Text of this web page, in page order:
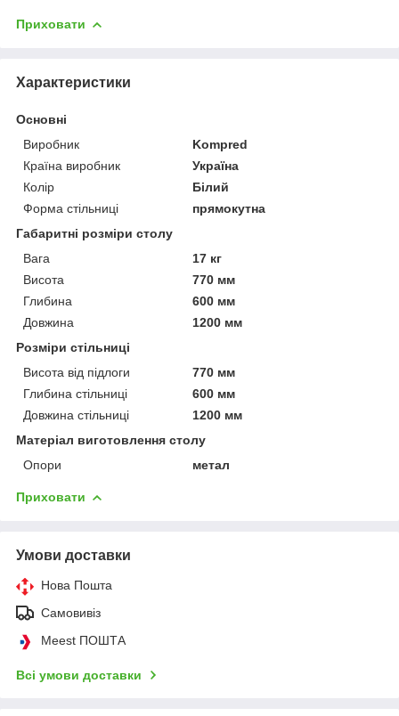
Приховати
Характеристики
Основні
Виробник
Kompred
Країна виробник
Україна
Колір
Білий
Форма стільниці
прямокутна
Габаритні розміри столу
Вага
17 кг
Висота
770 мм
Глибина
600 мм
Довжина
1200 мм
Розміри стільниці
Висота від підлоги
770 мм
Глибина стільниці
600 мм
Довжина стільниці
1200 мм
Матеріал виготовлення столу
Опори
метал
Приховати
Умови доставки
Нова Пошта
Самовивіз
Meest ПОШТА
Всі умови доставки